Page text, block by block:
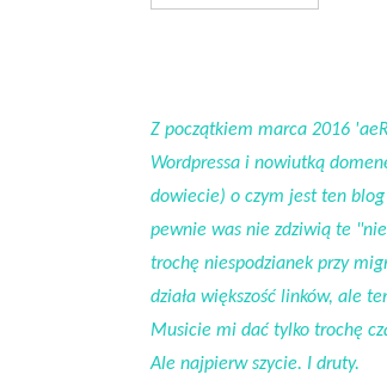
Z początkiem marca 2016
Wordpressa i nowiutką
dowiecie) o czym jest ten
pewnie was nie zdziwią te
trochę niespodzianek przy
działa większość linków, ale
Musicie mi dać tylko trochę
Ale najpierw szycie. I druty.